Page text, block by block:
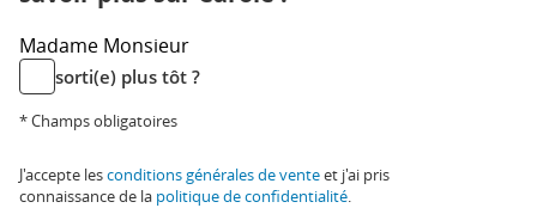
Madame Monsieur
sorti(e) plus tôt ?
* Champs obligatoires
J'accepte lesconditions générales de venteet j'ai pris
connaissance de la politique de confidentialité.